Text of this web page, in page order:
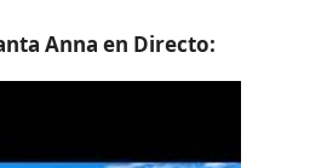
Anna en Directo: